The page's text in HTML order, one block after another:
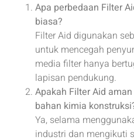
Apa perbedaan Filter
biasa?
Filter Aid digunakan
untuk mencegah
media filter hanya
lapisan pendukung.
Apakah Filter Aid
bahan kimia
Ya, selama
industri dan mengikuti